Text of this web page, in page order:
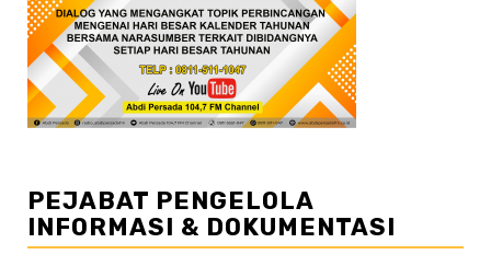
PEJABAT PENGELOLA
INFORMASI & DOKUMENTASI